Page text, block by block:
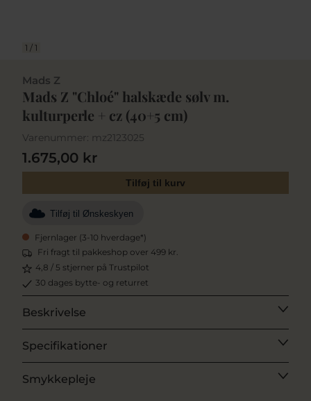
1 / 1
Mads Z
Mads Z "Chloé" halskæde sølv m.
kulturperle + cz (40+5 cm)
Varenummer: mz2123025
1.675,00 kr
Tilføj til kurv
Tilføj til Ønskeskyen
Fjernlager (3-10 hverdage*)
Fri fragt til pakkeshop over 499 kr.
4,8 / 5 stjerner på Trustpilot
30 dages bytte- og returret
Beskrivelse
Specifikationer
Smykkepleje